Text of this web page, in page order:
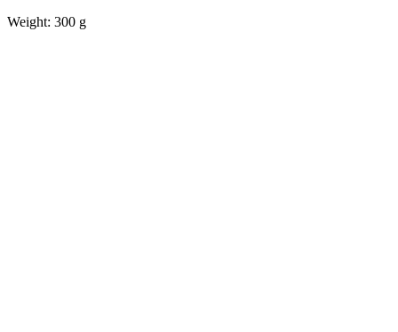
Weight: 300 g